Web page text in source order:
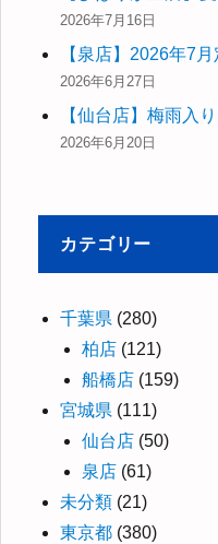
2026年7月16日
【泉店】2026年7
2026年6月27日
【仙台店】梅雨入
2026年6月20日
カテゴリー
千葉県 (280)
柏店 (121)
船橋店 (159)
宮城県 (111)
仙台店 (50)
泉店 (61)
未分類 (21)
東京都 (380)